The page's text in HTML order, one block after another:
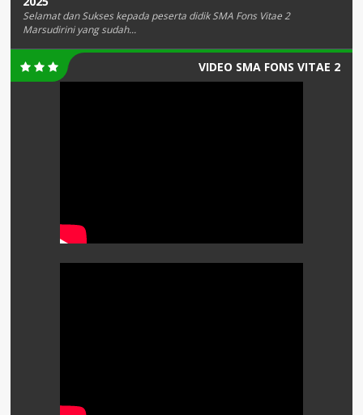
Selamat dan Sukses kepada peserta didik SMA Fons Vitae 2
Marsudirini yang sudah...
VIDEO SMA FONS VITAE 2